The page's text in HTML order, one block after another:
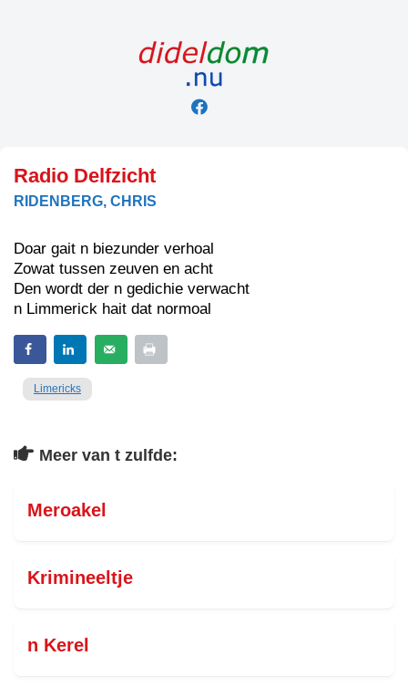
Radio Delfzicht
RIDENBERG, CHRIS
Doar gait n biezunder verhoal
Zowat tussen zeuven en acht
Den wordt der n gedichie verwacht
n Limmerick hait dat normoal
Limericks
Meer van t zulfde:
Meroakel
Krimineeltje
n Kerel